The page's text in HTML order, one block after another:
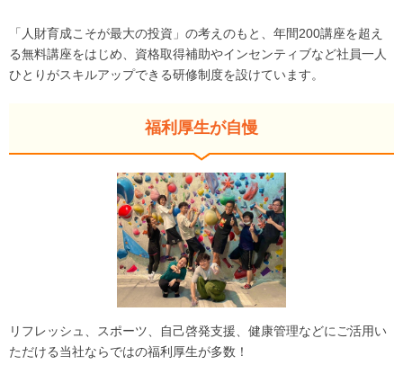
「人財育成こそが最大の投資」の考えのもと、年間200講座を超え
る無料講座をはじめ、資格取得補助やインセンティブなど社員一人
ひとりがスキルアップできる研修制度を設けています。
福利厚生が自慢
リフレッシュ、スポーツ、自己啓発支援、健康管理などにご活用い
ただける当社ならではの福利厚生が多数！